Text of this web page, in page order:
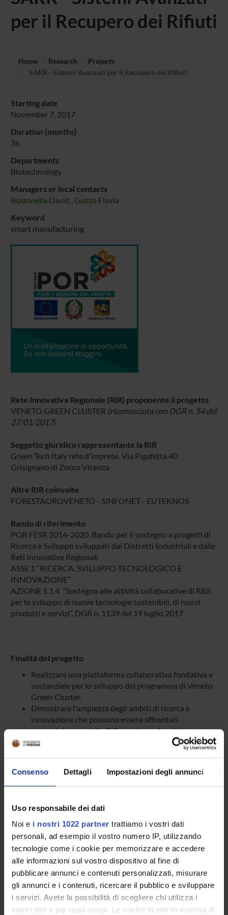
Consenso Dettagli Impostazioni degli annunci
Uso responsabile dei dati
Noi e i nostri 1022 partner trattiamo i vostri dati
personali, ad esempio il vostro numero IP, utilizzando
tecnologie come i cookie per memorizzare e accedere
alle informazioni sul vostro dispositivo al fine di
pubblicare annunci e contenuti personalizzati, misurare
gli annunci e i contenuti, ricercare il pubblico e sviluppare
i servizi. Avete la possibilità di scegliere chi utilizza i
vostri dati e per quali scopi. Le vostre scelte in materia di
per il Recupero dei Rifiuti
Home Research
Projects
SARR - Sistemi Avanzati per il Recupero dei Rifiuti
Starting date
November 7, 2017
Duration (months)
36
Departments
Biotechnology
Managers or local contacts
Bolzonella David , Guzzo Flavia
Keyword
smart manufacturing
Rete Innovativa Regionale (RIR) proponente il progetto
VENETO GREEN CLUSTER (riconosciuta con DGR n. 54 del
27/01/2017)
Soggetto giuridico rappresentante la RIR
Green Tech Italy rete d’imprese. Via Pigafetta 40
Grisignano di Zocco Vicenza
Altre RIR coinvolte
FORESTAOROVENETO - SINFONET - EUTEKNOS
Bando di riferimento
POR FESR 2014-2020. Bando per il sostegno a progetti di
Ricerca e Sviluppo sviluppati dai Distretti Industriali e dalle
Reti Innovative Regionali
ASSE 1 “RICERCA, SVILUPPO TECNOLOGICO E
INNOVAZIONE”
AZIONE 1.1.4 “Sostegno alle attività collaborative di R&S
per lo sviluppo di nuove tecnologie sostenibili, di nuovi
prodotti e servizi”. DGR n. 1139 del 19 luglio 2017
Finalità del progetto
Realizzare una piattaforma collaborativa fondativa e
sostanziale per lo sviluppo del programma di Veneto
Green Cluster.
Dimostrare l'ampiezza degli ambiti di ricerca e
innovazione che possono essere affrontati
potenzialmente dalla RIR, conducendo a fattor
comune le informazioni oggi disseminate in
moltissimi ambiti e contesti nazionali o internazionali,
sistemica nel settore.
Dimostrare con casi concreti e industrializzabili, come
collaborazione proattiva tra Aziende e Università,
verificabile con risultati puntuali e oggettivi, che
dovranno essere raggiunti nel corso del triennio di
durata del progetto, quindi pubblicati e disseminati.
Validare scientificamente, sempre attraverso casi
concreti e significativi, la piattaforma collaborativa
tecnologica, con progetti di ricerca di diverso livello di
“innovatività”.